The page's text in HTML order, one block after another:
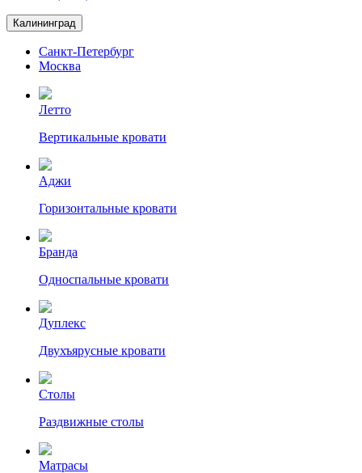
Калининград
Санкт-Петербург
Москва
Летто
Вертикальные кровати
Аджи
Горизонтальные кровати
Бранда
Односпальные кровати
Дуплекс
Двухъярусные кровати
Столы
Раздвижные столы
Матрасы